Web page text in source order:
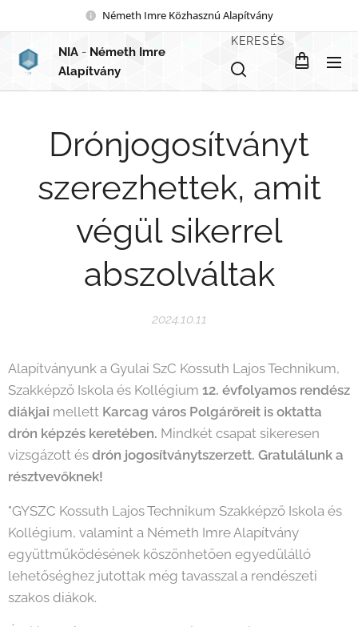
Németh Imre Közhasznú Alapítvány
NIA - Németh Imre
Alapítvány
KERESÉS
Drónjogosítványt
szerezhettek, amit
végül sikerrel
abszolváltak
2024.10.11
Alapítványunk a Gyulai SzC Kossuth Lajos Technikum,
Szakképző Iskola és Kollégium 12. évfolyamos rendész
diákjai mellett Karcag város Polgárőreit is oktatta
drón képzés keretében. Mindkét csapat sikeresen
vizsgázott és drón jogosítványtszerzett. Gratulálunk a
résztvevőknek!
"GYSZC Kossuth Lajos Technikum Szakképző Iskola és
Kollégium, valamint a Németh Imre Alapítvány
együttműködésének köszönhetően egyedülálló
lehetőséghez jutottak még tavasszal a rendészeti
szakos diákok.